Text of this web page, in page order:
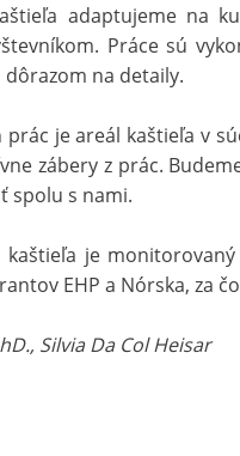
adaptujeme na
Práce sú
dôrazom na detaily.
je areál kaštieľa v
zábery z prác.
spolu s nami.
je
EHP a Nórska, za
Silvia Da Col Heisar